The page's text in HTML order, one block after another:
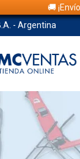
🚚
- Argentina